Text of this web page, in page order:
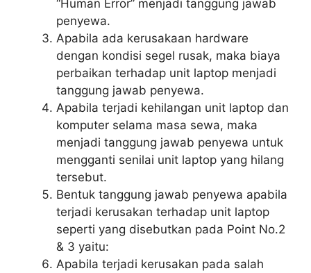
“Human Error” menjadi tanggung jawab
penyewa.
Apabila ada kerusakaan hardware
dengan kondisi segel rusak, maka biaya
perbaikan terhadap unit laptop menjadi
tanggung jawab penyewa.
Apabila terjadi kehilangan unit laptop dan
komputer selama masa sewa, maka
menjadi tanggung jawab penyewa untuk
mengganti senilai unit laptop yang hilang
tersebut.
Bentuk tanggung jawab penyewa apabila
terjadi kerusakan terhadap unit laptop
seperti yang disebutkan pada Point No.2
& 3 yaitu:
Apabila terjadi kerusakan pada salah